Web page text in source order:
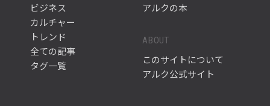
ビジネス
カルチャー
トレンド
全ての記事
タグ一覧
アルクの本
ABOUT
このサイトについて
アルク公式サイト